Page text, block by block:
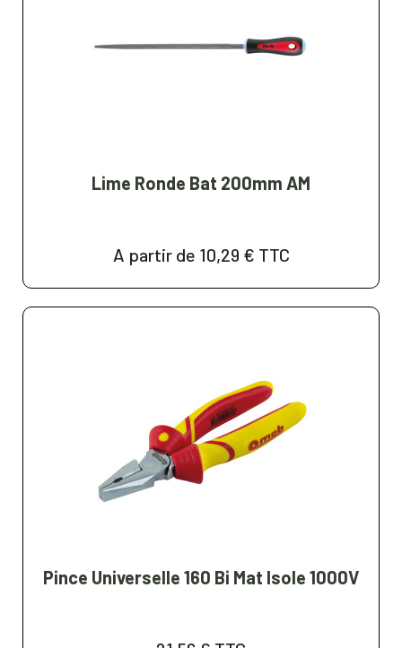
Lime Ronde Bat 200mm AM
A partir de 10,29 € TTC
Pince Universelle 160 Bi Mat Isole 1000V